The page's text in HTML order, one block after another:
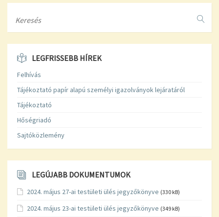
LEGFRISSEBB HÍREK
Felhívás
Tájékoztató papír alapú személyi igazolványok lejáratáról
Tájékoztató
Hőségriadó
Sajtóközlemény
LEGÚJABB DOKUMENTUMOK
2024. május 27-ai testületi ülés jegyzőkönyve (330 kB)
2024. május 23-ai testületi ülés jegyzőkönyve (349 kB)